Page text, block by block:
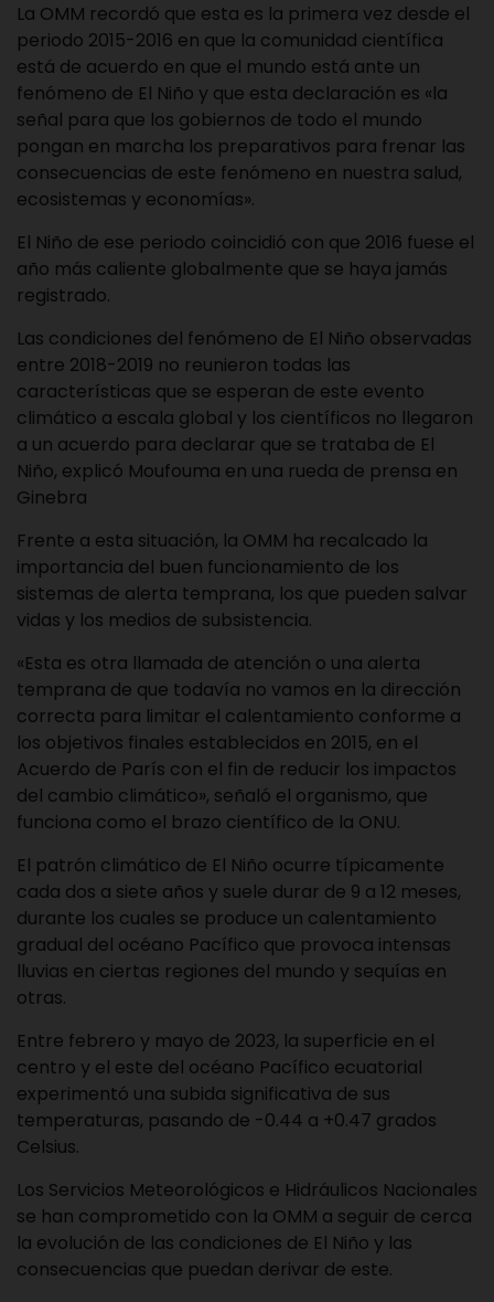
La OMM recordó que esta es la primera vez desde el
periodo 2015-2016 en que la comunidad científica
está de acuerdo en que el mundo está ante un
fenómeno de El Niño y que esta declaración es «la
señal para que los gobiernos de todo el mundo
pongan en marcha los preparativos para frenar las
consecuencias de este fenómeno en nuestra salud,
ecosistemas y economías».
El Niño de ese periodo coincidió con que 2016 fuese el
año más caliente globalmente que se haya jamás
registrado.
Las condiciones del fenómeno de El Niño observadas
entre 2018-2019 no reunieron todas las
características que se esperan de este evento
climático a escala global y los científicos no llegaron
a un acuerdo para declarar que se trataba de El
Niño, explicó Moufouma en una rueda de prensa en
Ginebra
Frente a esta situación, la OMM ha recalcado la
importancia del buen funcionamiento de los
sistemas de alerta temprana, los que pueden salvar
vidas y los medios de subsistencia.
«Esta es otra llamada de atención o una alerta
temprana de que todavía no vamos en la dirección
correcta para limitar el calentamiento conforme a
los objetivos finales establecidos en 2015, en el
Acuerdo de París con el fin de reducir los impactos
del cambio climático», señaló el organismo, que
funciona como el brazo científico de la ONU.
El patrón climático de El Niño ocurre típicamente
cada dos a siete años y suele durar de 9 a 12 meses,
durante los cuales se produce un calentamiento
gradual del océano Pacífico que provoca intensas
lluvias en ciertas regiones del mundo y sequías en
otras.
Entre febrero y mayo de 2023, la superficie en el
centro y el este del océano Pacífico ecuatorial
experimentó una subida significativa de sus
temperaturas, pasando de -0.44 a +0.47 grados
Celsius.
Los Servicios Meteorológicos e Hidráulicos Nacionales
se han comprometido con la OMM a seguir de cerca
la evolución de las condiciones de El Niño y las
consecuencias que puedan derivar de este.